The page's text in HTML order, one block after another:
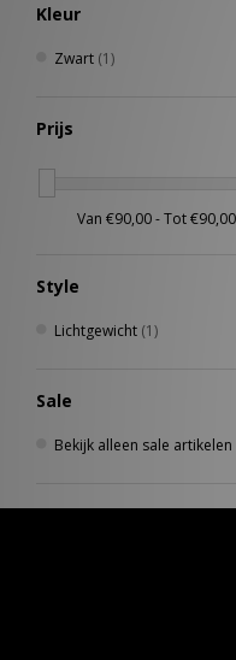
Kleur
Zwart (1)
Prijs
Style
Lichtgewicht (1)
Sale
Bekijk alleen sale artikelen